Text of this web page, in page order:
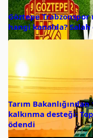
Göztepe Trabzonspor
hangi kanalda? Salah
Tarım
kalkınma desteği:
ödendi